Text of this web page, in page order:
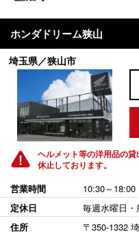
埼玉県／狭山市
ホンダドリーム狭山
ヘルメット等の洋用品の貸
休止しております。
営業時間
10:30～18:00
定休日
毎週水曜日・
住所
〒350-1332